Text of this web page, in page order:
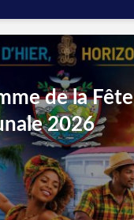
de la Fête
2026